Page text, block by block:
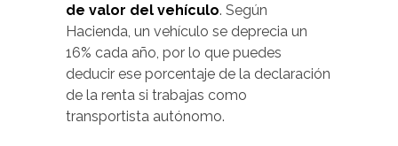
de valor del vehículo. Según
Hacienda, un vehículo se deprecia un
16% cada año, por lo que puedes
deducir ese porcentaje de la declaración
de la renta si trabajas como
transportista autónomo.